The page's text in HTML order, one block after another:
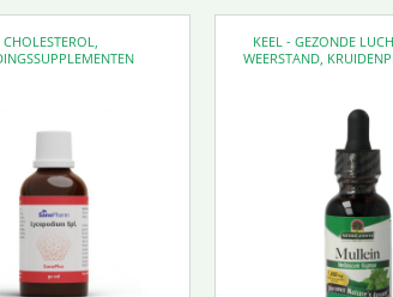
CHOLESTEROL
KEEL - GEZONDE
WEERSTAND